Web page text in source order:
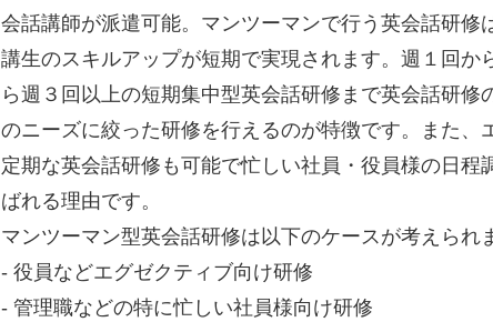
会話講師が派遣可能。マンツーマンで行う英会話研修
講生のスキルアップが短期で実現されます。週１回か
ら週３回以上の短期集中型英会話研修まで英会話研修
のニーズに絞った研修を行えるのが特徴です。また、
定期な英会話研修も可能で忙しい社員・役員様の日程
ばれる理由です。
マンツーマン型英会話研修は以下のケースが考えられ
- 役員などエグゼクティブ向け研修
- 管理職などの特に忙しい社員様向け研修